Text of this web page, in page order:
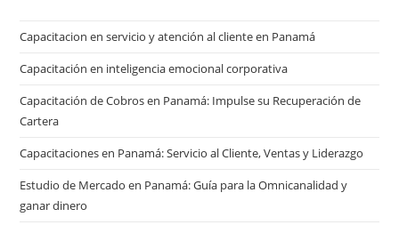
Capacitacion en servicio y atención al cliente en Panamá
Capacitación en inteligencia emocional corporativa
Capacitación de Cobros en Panamá: Impulse su Recuperación de
Cartera
Capacitaciones en Panamá: Servicio al Cliente, Ventas y Liderazgo
Estudio de Mercado en Panamá: Guía para la Omnicanalidad y
ganar dinero